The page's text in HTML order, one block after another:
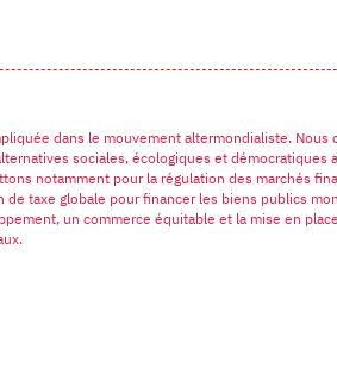
dans le mouvement altermondialiste. Nous
sociales, écologiques et démocratiques
notamment pour la régulation des marchés
taxe globale pour financer les biens publics
un commerce équitable et la mise en